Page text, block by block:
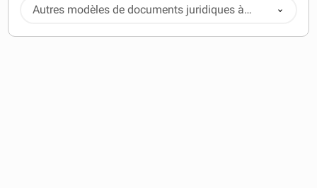
Autres modèles de documents juridiques à
télécharger